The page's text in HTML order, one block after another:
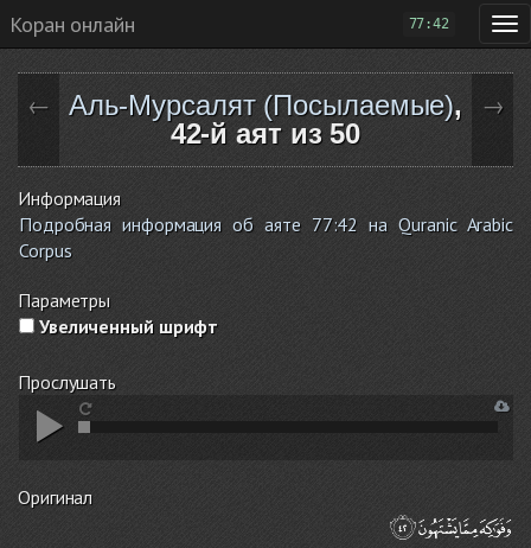
Коран онлайн 77:42
← Аль-Мурсалят (Посылаемые),
42-й аят из 50
→
Информация
Подробная информация об аяте 77:42 на Quranic Arabic
Corpus
Параметры
Увеличенный шрифт
Прослушать
Оригинал